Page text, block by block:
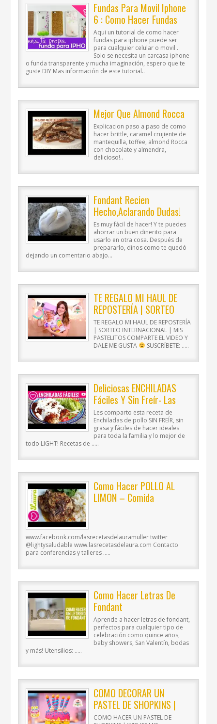
Fundas Para Movil Iphone
6 : Como Hacer Fundas
Para Celular DIY –
DecoAndCrafts
Aqui un tutorial de como hacer
fundas para iphone puede ser
para cualquier celular o movil .
Solo se necesita un carcasa iphone
o funda transparente y mucha imaginación, espero que te
guste DIY Mas información de este tutorial..
Mejor Que Almond Rocca
Explicacion paso a paso de como
hacer brittle, caramel crujiente de
mantequilla, toffee, almond Rocca
con chocolate y almendra,
delicioso!..
Fondant Recien
Hecho,aclarando Dudas!
Es muy fácil de hacer! Y te puedes
ahorrar un buen dinerito para
usarlo en otra cosa. Después de
prepararlo, dinos como te quedó
dejando un comentario abajo...
TE REGALO MI HAUL DE
REPOSTERÍA | SORTEO
INTERNACIONAL | MIS
PASTELITOS
TE REGALO MI HAUL DE REPOSTERÍA
| SORTEO INTERNACIONAL | MIS
PASTELITOS COMPARTE EL VIDEO Y
DALE ME GUSTA
SUSCRÍBETE: …..
Deliciosas ENCHILADAS
Fáciles Y Sin Freír- Las
Recetas De Laura
Recetas De Comida
Saludable
Les comparto esta receta de
Enchiladas de pollo SIN FREÍR, sin
grasa y fáciles de hacer ideales
para toda la familia y lo mejor de
todo LIGHT! Recetas de …..
Como Hacer POLLO AL
LIMON – Comida
www.facebook.com/lasrecetasdelauramuller twitter
@lightysaludable www.lasrecetasdelaura.com Contacto
para conferencias y talleres …..
Como Hacer Letras De
Fondant
Aprende a hacer letras de fondant,
perfectos para cualquier tipo de
celebración como quince años,
baby showers, San Valentín, bodas
y más! Utensilios: …..
COMO DECORAR UN
PASTEL DE SHOPKINS |
WISHES | MIS PASTELITOS
COMO HACER UN PASTEL DE